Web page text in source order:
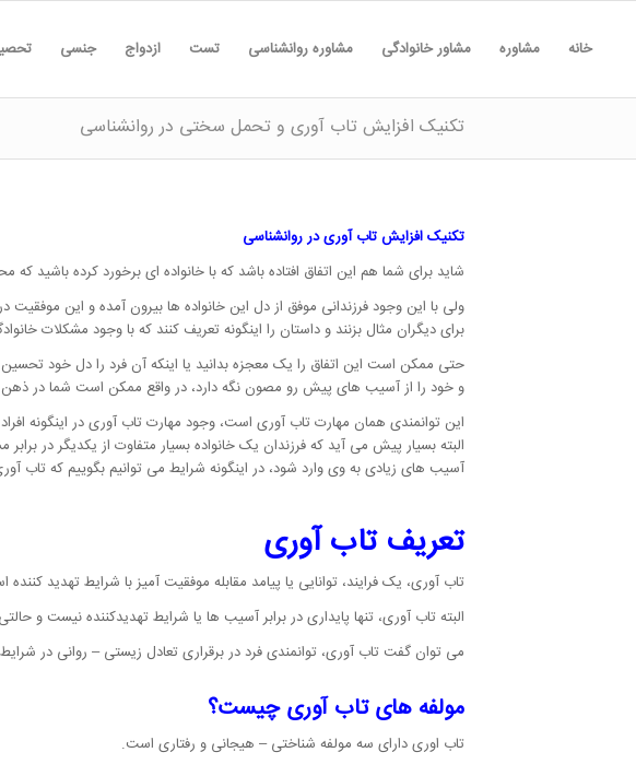
خانه مشاوره مشاور خانوادگی مشاوره روانشناسی تست ازدواج جنسی
تکنیک افزایش تاب آوری و تحمل سختی در روانشناسی
تکنیک افزایش تاب آوری در روانشناسی
شاید برای شما هم این اتفاق افتاده باشد که با خانواده ای برخورد کرده
ولی با این وجود فرزندانی موفق از دل این خانواده ها بیرون آمده و این
برای دیگران مثال بزنند و داستان را اینگونه تعریف کنند که با وجود مشکلات
حتی ممکن است این اتفاق را یک معجزه بدانید یا اینکه آن فرد را دل خود
و خود را از آسیب های پیش رو مصون نگه دارد، در واقع ممکن است شما در ذهن
این توانمندی همان مهارت تاب آوری است، وجود مهارت تاب آوری در اینگونه
البته بسیار پیش می آید که فرزندان یک خانواده بسیار متفاوت از یکدیگر
آسیب های زیادی به وی وارد شود، در اینگونه شرایط می توانیم بگوییم که تاب
تعریف تاب آوری
تاب آوری، یک فرایند، توانایی یا پیامد مقابله موفقیت آمیز با شرایط تهدید
البته تاب آوری، تنها پایداری در برابر آسیب ها یا شرایط تهدیدکننده نیست و
می توان گفت تاب آوری، توانمندی فرد در برقراری تعادل زیستی – روانی در
مولفه های تاب آوری چیست؟
تاب اوری دارای سه مولفه شناختی – هیجانی و رفتاری است.